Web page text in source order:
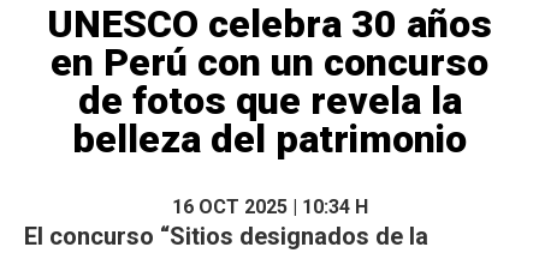
UNESCO celebra 30 años
en Perú con un concurso
de fotos que revela la
belleza del patrimonio
16 OCT 2025 | 10:34 H
El concurso “Sitios designados de la